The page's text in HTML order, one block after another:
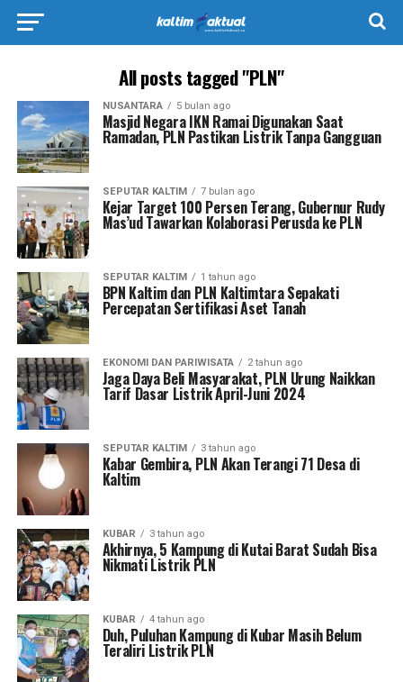
All posts tagged "PLN"
NUSANTARA 5 bulan ago
Masjid Negara IKN Ramai Digunakan Saat
Ramadan, PLN Pastikan Listrik Tanpa Gangguan
SEPUTAR KALTIM 7 bulan ago
Kejar Target 100 Persen Terang, Gubernur Rudy
Mas’ud Tawarkan Kolaborasi Perusda ke PLN
SEPUTAR KALTIM 1 tahun ago
BPN Kaltim dan PLN Kaltimtara Sepakati
Percepatan Sertifikasi Aset Tanah
EKONOMI DAN PARIWISATA 2 tahun ago
Jaga Daya Beli Masyarakat, PLN Urung Naikkan
Tarif Dasar Listrik April-Juni 2024
SEPUTAR KALTIM 3 tahun ago
Kabar Gembira, PLN Akan Terangi 71 Desa di
Kaltim
KUBAR 3 tahun ago
Akhirnya, 5 Kampung di Kutai Barat Sudah Bisa
Nikmati Listrik PLN
KUBAR 4 tahun ago
Duh, Puluhan Kampung di Kubar Masih Belum
Teraliri Listrik PLN